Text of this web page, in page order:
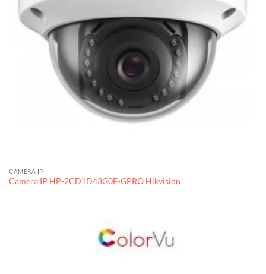
CAMERA IP
Camera IP HP-2CD1D43G0E-GPRO Hikvision